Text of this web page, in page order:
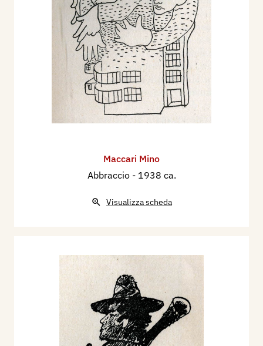
Maccari Mino
Abbraccio - 1938 ca.
Visualizza scheda